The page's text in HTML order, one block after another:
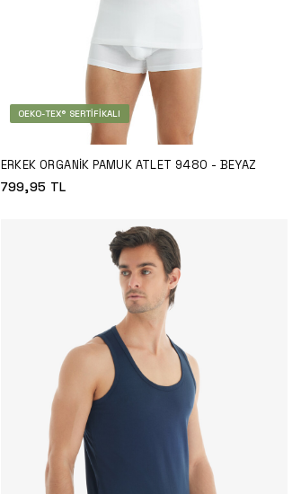
OEKO-TEX® SERTIFIKALI
ERKEK ORGANIK PAMUK ATLET 9480 - BEYAZ
799,95 TL